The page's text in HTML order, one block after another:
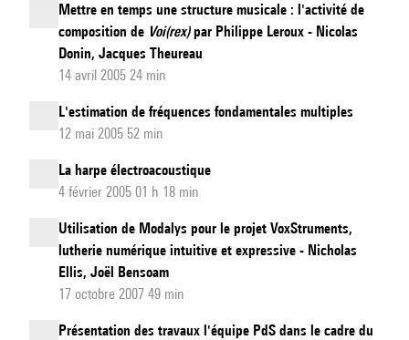
manipulation
audio
créative
Mettre en temps une structure musicale : l'activité de
composition de Voi(rex)par Philippe Leroux - Nicolas
Donin, Jacques Theureau
14 avril 2005 24 min
L'estimation de fréquences fondamentales multiples
12 mai 2005 52 min
La harpe électroacoustique
4 février 2005 01 h 18 min
Utilisation de Modalys pour le projet VoxStruments,
lutherie numérique intuitive et expressive - Nicholas
Ellis, Joël Bensoam
17 octobre 2007 49 min
Présentation des travaux l'équipe PdS dans le cadre du